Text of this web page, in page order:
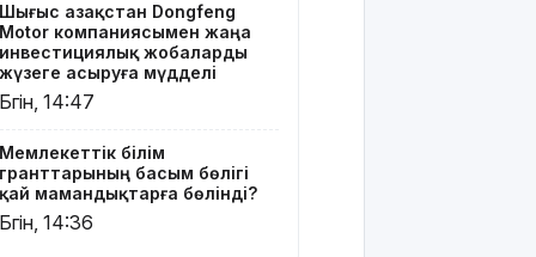
келінінен
25 млн
теңге
өндіріп
алмақ
Іздеуде
жүрген
блогер
Қайсар
Шығыс Қазақстан Dongfeng
Motor компаниясымен жаңа
инвестициялық жобаларды
жүзеге асыруға мүдделі
Бүгін, 14:47
Мемлекеттік білім
гранттарының басым бөлігі
қай мамандықтарға бөлінді?
Бүгін, 14:36